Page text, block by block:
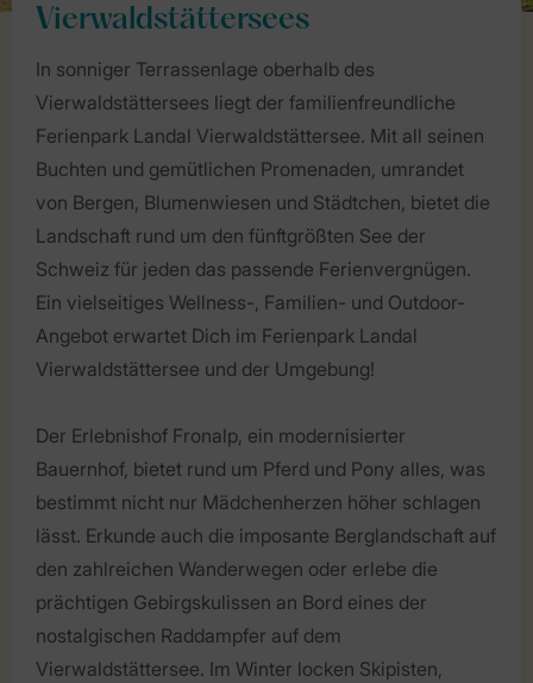
Vierwaldstättersees
In sonniger Terrassenlage oberhalb des
Vierwaldstättersees liegt der familienfreundliche
Ferienpark Landal Vierwaldstättersee. Mit all seinen
Buchten und gemütlichen Promenaden, umrandet
von Bergen, Blumenwiesen und Städtchen, bietet die
Landschaft rund um den fünftgrößten See der
Schweiz für jeden das passende Ferienvergnügen.
Ein vielseitiges Wellness-, Familien- und Outdoor-
Angebot erwartet Dich im Ferienpark Landal
Vierwaldstättersee und der Umgebung!
Der Erlebnishof Fronalp, ein modernisierter
Bauernhof, bietet rund um Pferd und Pony alles, was
bestimmt nicht nur Mädchenherzen höher schlagen
lässt. Erkunde auch die imposante Berglandschaft auf
den zahlreichen Wanderwegen oder erlebe die
prächtigen Gebirgskulissen an Bord eines der
nostalgischen Raddampfer auf dem
Vierwaldstättersee. Im Winter locken Skipisten,